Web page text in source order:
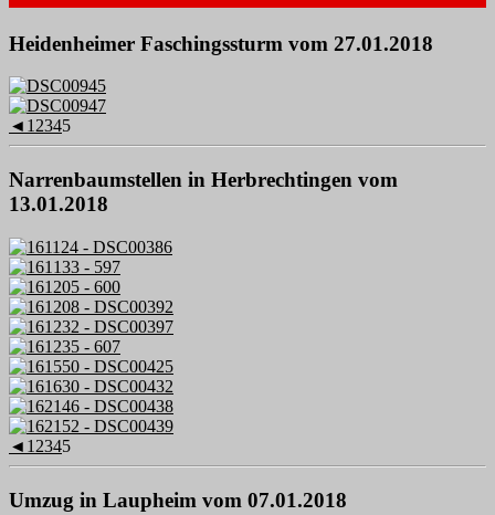
Heidenheimer Faschingssturm vom 27.01.2018
◄ 12345
Narrenbaumstellen in Herbrechtingen vom
13.01.2018
◄ 1 2345
Umzug in Laupheim vom 07.01.2018